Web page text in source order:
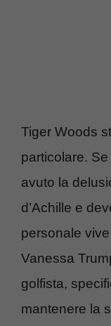
Tiger Woods
particolare.
avuto la
d’Achille e
personale
Vanessa
golfista,
mantenere la